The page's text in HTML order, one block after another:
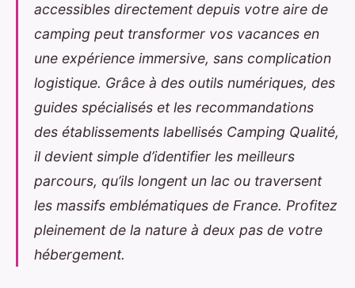
accessibles directement depuis votre aire de
camping peut transformer vos vacances en
une expérience immersive, sans complication
logistique. Grâce à des outils numériques, des
guides spécialisés et les recommandations
des établissements labellisés Camping Qualité,
il devient simple d’identifier les meilleurs
parcours, qu’ils longent un lac ou traversent
les massifs emblématiques de France. Profitez
pleinement de la nature à deux pas de votre
hébergement.